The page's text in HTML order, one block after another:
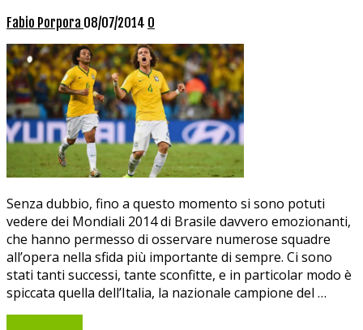
Fabio Porpora 08/07/2014 0
Senza dubbio, fino a questo momento si sono potuti
vedere dei Mondiali 2014 di Brasile davvero emozionanti,
che hanno permesso di osservare numerose squadre
all’opera nella sfida più importante di sempre. Ci sono
stati tanti successi, tante sconfitte, e in particolar modo è
spiccata quella dell’Italia, la nazionale campione del …